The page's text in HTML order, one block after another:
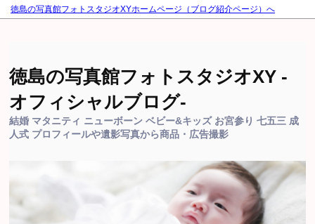
徳島の写真館フォトスタジオXYホームページ（ブログ紹介ページ）へ
徳島の写真館フォトスタジオXY -
オフィシャルブログ-
結婚 マタニティ ニューボーン ベビー&キッズ お宮参り 七五三 成
人式 プロフィールや遺影写真から商品・広告撮影